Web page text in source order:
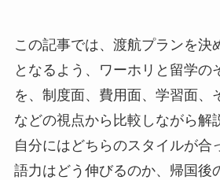
この記事では、渡航プランを決
となるよう、ワーホリと留学の
を、制度面、費用面、学習面、
などの視点から比較しながら解
自分にはどちらのスタイルが合
語力はどう伸びるのか、帰国後